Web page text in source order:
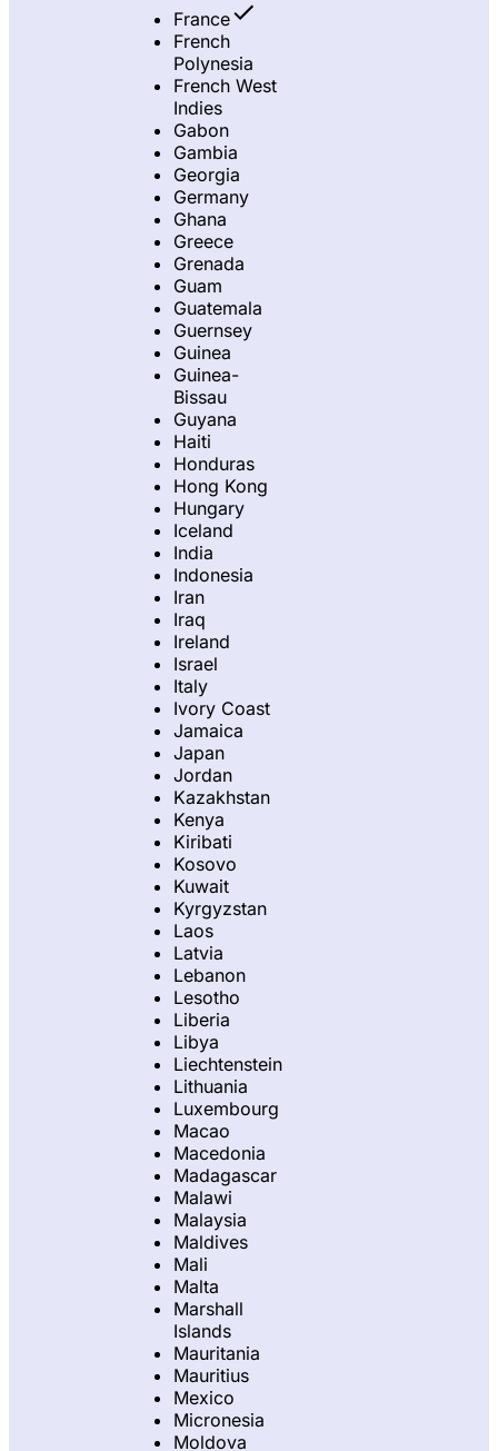
France
French
Polynesia
French West
Indies
Gabon
Gambia
Georgia
Germany
Ghana
Greece
Grenada
Guam
Guatemala
Guernsey
Guinea
Guinea-
Bissau
Guyana
Haiti
Honduras
Hong Kong
Hungary
Iceland
India
Indonesia
Iran
Iraq
Ireland
Israel
Italy
Ivory Coast
Jamaica
Japan
Jordan
Kazakhstan
Kenya
Kiribati
Kosovo
Kuwait
Kyrgyzstan
Laos
Latvia
Lebanon
Lesotho
Liberia
Libya
Liechtenstein
Lithuania
Luxembourg
Macao
Macedonia
Madagascar
Malawi
Malaysia
Maldives
Mali
Malta
Marshall
Islands
Mauritania
Mauritius
Mexico
Micronesia
Moldova